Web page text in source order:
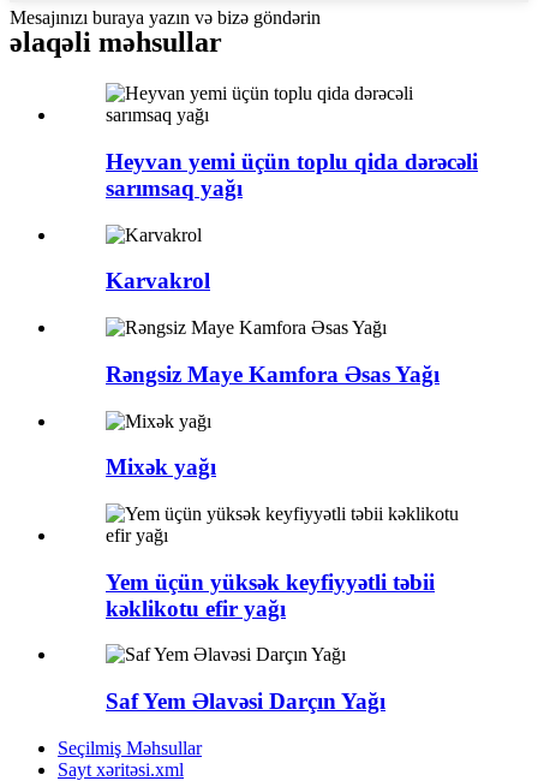
Mesajınızı buraya yazın və bizə göndərin
əlaqəli məhsullar
Heyvan yemi üçün toplu qida dərəcəli
sarımsaq yağı
Karvakrol
Rəngsiz Maye Kamfora Əsas Yağı
Mixək yağı
Yem üçün yüksək keyfiyyətli təbii
kəklikotu efir yağı
Saf Yem Əlavəsi Darçın Yağı
Seçilmiş Məhsullar
Sayt xəritəsi.xml